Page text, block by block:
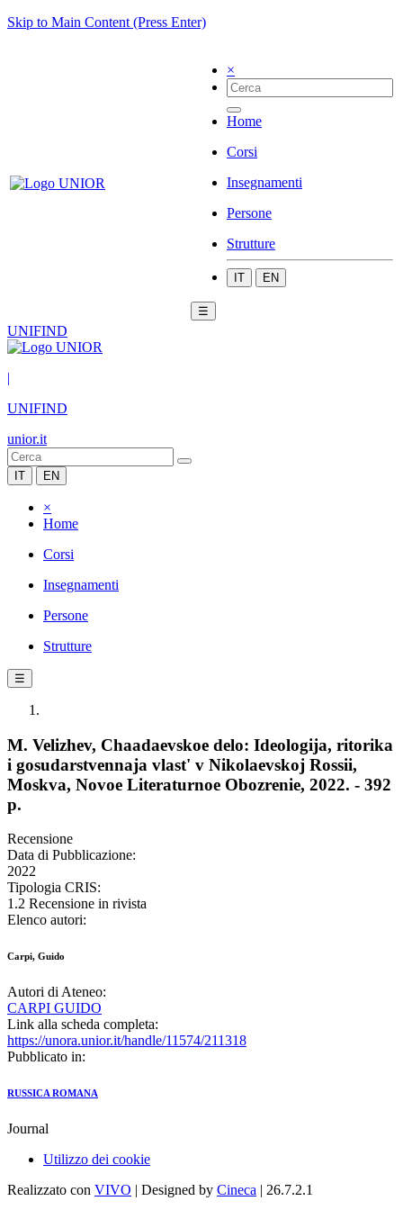
Skip to Main Content (Press Enter)
×
Home
Corsi
Insegnamenti
Persone
Strutture
IT EN
☰
UNIFIND
|
UNIFIND
unior.it
IT EN
×
Home
Corsi
Insegnamenti
Persone
Strutture
☰
M. Velizhev, Chaadaevskoe delo: Ideologija, ritorika
i gosudarstvennaja vlast' v Nikolaevskoj Rossii,
Moskva, Novoe Literaturnoe Obozrenie, 2022. - 392
p.
Recensione
Data di Pubblicazione:
2022
Tipologia CRIS:
1.2 Recensione in rivista
Elenco autori:
Carpi, Guido
Autori di Ateneo:
CARPI GUIDO
Link alla scheda completa:
https://unora.unior.it/handle/11574/211318
Pubblicato in:
RUSSICA ROMANA
Journal
Utilizzo dei cookie
Realizzato con VIVO | Designed by Cineca | 26.7.2.1